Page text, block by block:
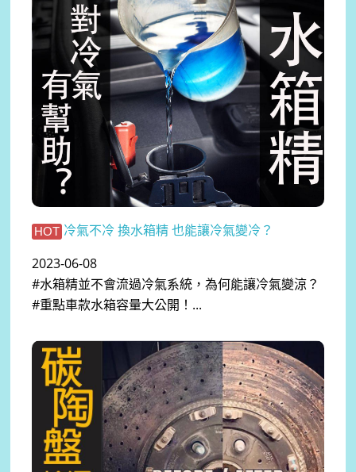
HOT 冷氣不冷 換水箱精 也能讓冷氣變冷？
2023-06-08
#水箱精並不會流過冷氣系統，為何能讓冷氣變涼？
#重點車款水箱容量大公開！...